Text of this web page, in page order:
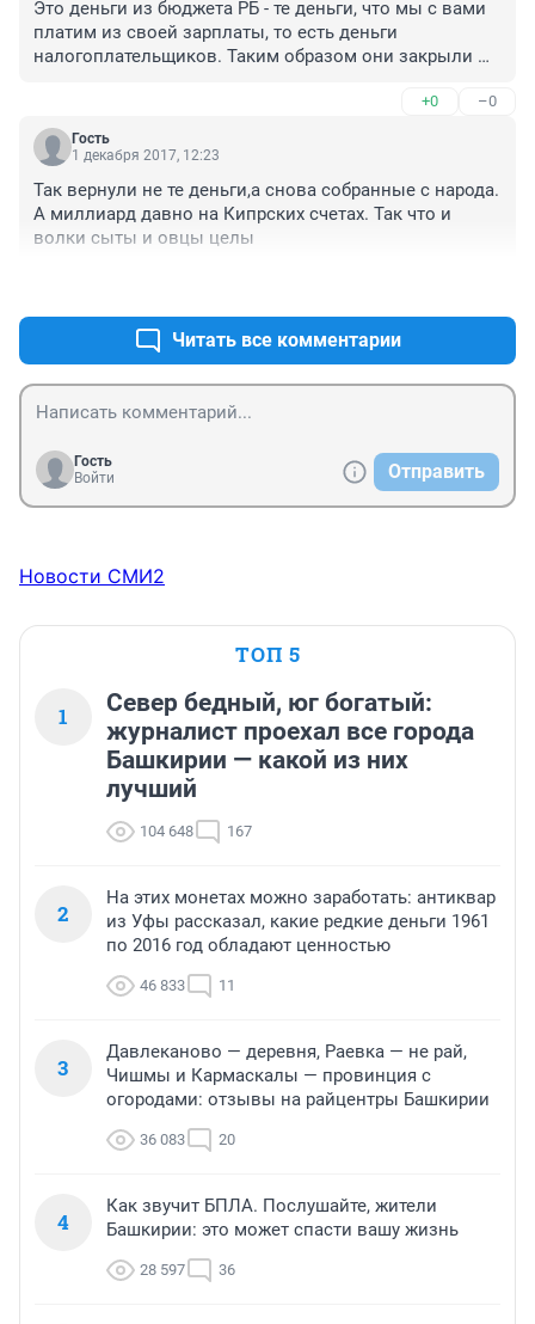
Это деньги из бюджета РБ - те деньги, что мы с вами
платим из своей зарплаты, то есть деньги
налогоплательщиков. Таким образом они закрыли
Теперь же администрация и правительство должны
взыскать все это с застройщиков.
+0 –0
Гость
1 декабря 2017, 12:23
Так вернули не те деньги,а снова собранные с народа.
А миллиард давно на Кипрских счетах. Так что и
волки сыты и овцы целы
Читать все комментарии
Гость
Войти
Отправить
Новости СМИ2
ТОП 5
1
Север бедный, юг богатый:
журналист проехал все города
Башкирии — какой из них
лучший
104 648 167
2
На этих монетах можно заработать: антиквар
из Уфы рассказал, какие редкие деньги 1961
по 2016 год обладают ценностью
46 833 11
3
Давлеканово — деревня, Раевка — не рай,
Чишмы и Кармаскалы — провинция с
огородами: отзывы на райцентры Башкирии
36 083 20
4
Как звучит БПЛА. Послушайте, жители
Башкирии: это может спасти вашу жизнь
28 597 36